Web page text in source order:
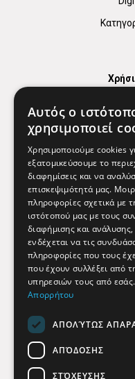
Πολιτική
Αυτός ο
χρησιμοποιεί
Χρησιμοποιούμε cookies
εξατομικεύσουμε το
διαφημίσεις και να
επισκεψιμότητά μας.
πληροφορίες σχετικά με
ιστότοπού μας με τους
διαφήμισης και ανάλυσης,
ενδέχεται να τις
πληροφορίες που τους
που έχουν συλλέξει από
υπηρεσιών τους από εσάς.
Απορρήτου
ΑΠΟΛΎΤΩΣ
ΑΠΌΔΟΣΗΣ
ΣΤΌΧΕΥΣΗΣ